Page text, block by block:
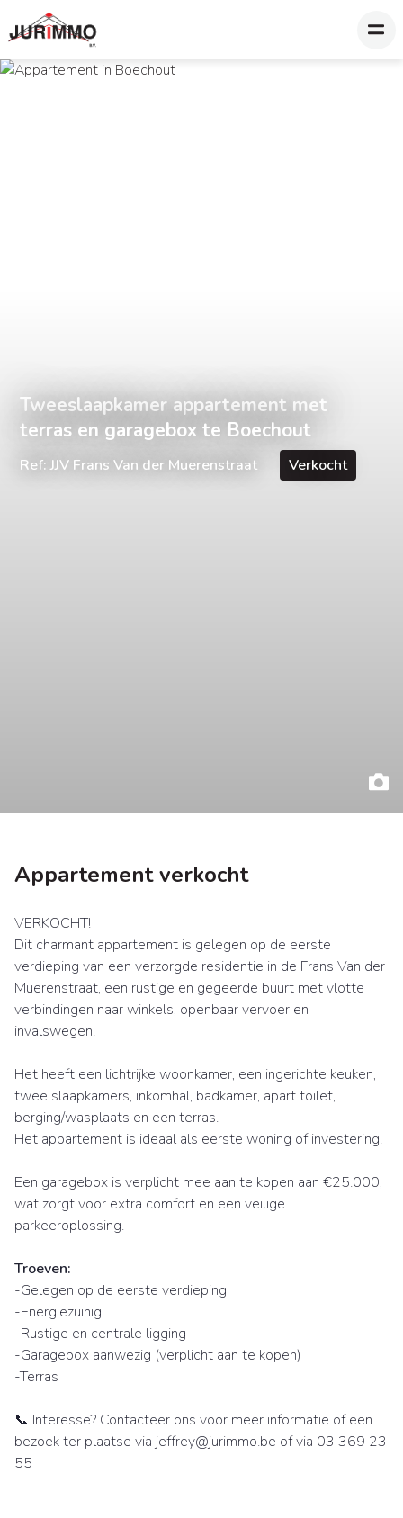
Tweeslaapkamer appartement met
terras en garagebox te Boechout
Ref: JJV Frans Van der Muerenstraat Verkocht
Appartement verkocht
VERKOCHT!
Dit charmant appartement is gelegen op de eerste
verdieping van een verzorgde residentie in de Frans Van der
Muerenstraat, een rustige en gegeerde buurt met vlotte
verbindingen naar winkels, openbaar vervoer en
invalswegen.
Het heeft een lichtrijke woonkamer, een ingerichte keuken,
twee slaapkamers, inkomhal, badkamer, apart toilet,
berging/wasplaats en een terras.
Het appartement is ideaal als eerste woning of investering.
Een garagebox is verplicht mee aan te kopen aan €25.000,
wat zorgt voor extra comfort en een veilige
parkeeroplossing.
Troeven:
-Gelegen op de eerste verdieping
-Energiezuinig
-Rustige en centrale ligging
-Garagebox aanwezig (verplicht aan te kopen)
-Terras
📞 Interesse? Contacteer ons voor meer informatie of een
bezoek ter plaatse via jeffrey@jurimmo.be of via 03 369 23
55